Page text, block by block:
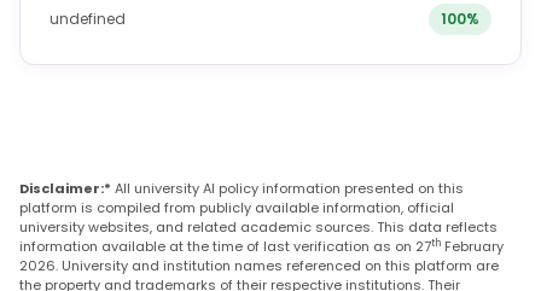
undefined 100%
Disclaimer:* All university AI policy information presented on this
platform is compiled from publicly available information, official
university websites, and related academic sources. This data reflects
information available at the time of last verification as on 27th February
2026. University and institution names referenced on this platform are
the property and trademarks of their respective institutions. Their